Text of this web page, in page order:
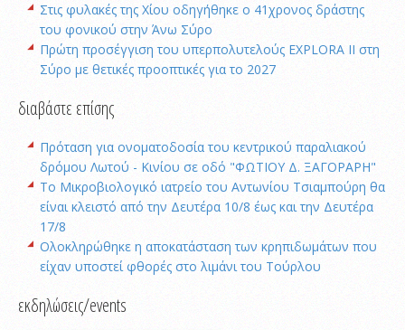
Στις φυλακές της Χίου οδηγήθηκε ο 41χρονος δράστης
του φονικού στην Άνω Σύρο
Πρώτη προσέγγιση του υπερπολυτελούς EXPLORA II στη
Σύρο με θετικές προοπτικές για το 2027
διαβάστε επίσης
Πρόταση για ονοματοδοσία του κεντρικού παραλιακού
δρόμου Λωτού - Κινίου σε οδό "ΦΩΤΙΟΥ Δ. ΞΑΓΟΡΑΡΗ"
Το Μικροβιολογικό ιατρείο του Αντωνίου Τσιαμπούρη θα
είναι κλειστό από την Δευτέρα 10/8 έως και την Δευτέρα
17/8
Oλοκληρώθηκε η αποκατάσταση των κρηπιδωμάτων που
είχαν υποστεί φθορές στο λιμάνι του Τούρλου
εκδηλώσεις/events